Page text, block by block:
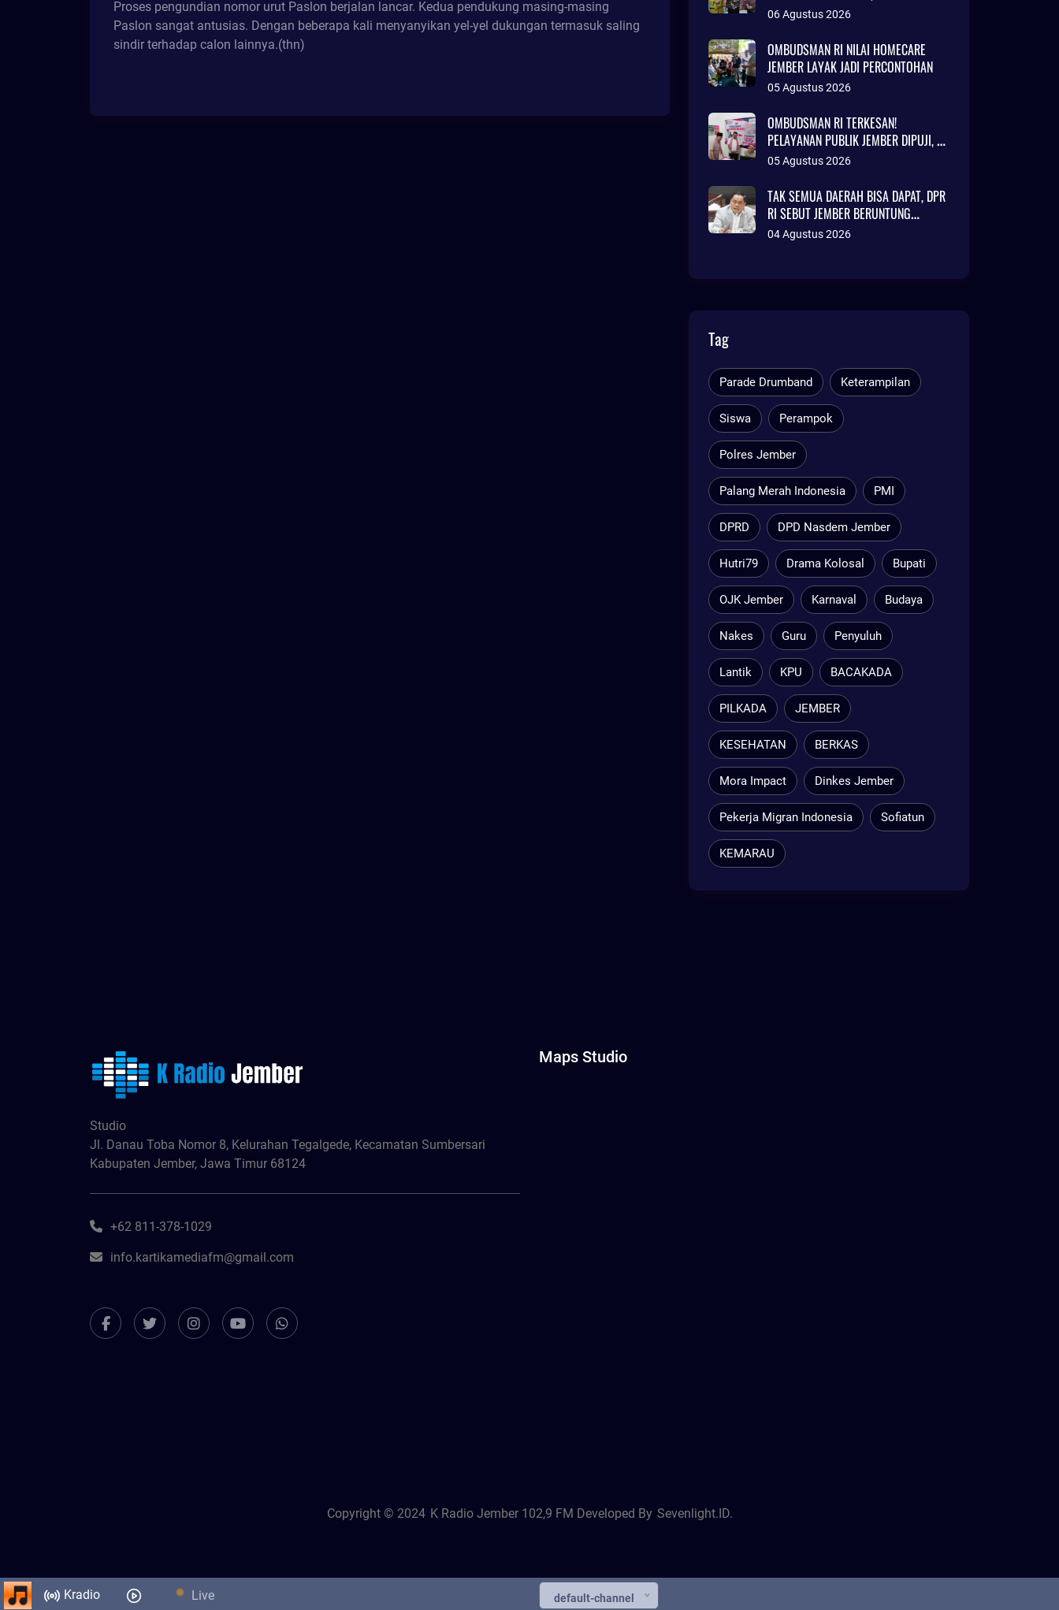
Proses pengundian nomor urut Paslon berjalan lancar. Kedua pendukung masing-masing
Paslon sangat antusias. Dengan beberapa kali menyanyikan yel-yel dukungan termasuk saling
sindir terhadap calon lainnya.(thn)
SOROTI INOVASI ADMINDUK
06 Agustus 2026
OMBUDSMAN RI NILAI HOMECARE
JEMBER LAYAK JADI PERCONTOHAN
05 Agustus 2026
OMBUDSMAN RI TERKESAN!
PELAYANAN PUBLIK JEMBER DIPUJI, RS
DAERAH DISEBUT SETARA KLINIK
05 Agustus 2026
TAK SEMUA DAERAH BISA DAPAT, DPR
RI SEBUT JEMBER BERUNTUNG
AJUKAN DANA TALANGAN Rp786
04 Agustus 2026
Tag
Parade Drumband Keterampilan
Siswa Perampok
Polres Jember
Palang Merah Indonesia PMI
DPRD DPD Nasdem Jember
Hutri79 Drama Kolosal Bupati
OJK Jember Karnaval Budaya
Nakes Guru Penyuluh
Lantik KPU BACAKADA
PILKADA JEMBER
KESEHATAN BERKAS
Mora Impact Dinkes Jember
Pekerja Migran Indonesia Sofiatun
KEMARAU
Studio
Jl. Danau Toba Nomor 8, Kelurahan Tegalgede, Kecamatan Sumbersari
Kabupaten Jember, Jawa Timur 68124
+62 811-378-1029
info.kartikamediafm@gmail.com
Maps Studio
Copyright © 2024 K Radio Jember 102,9 FM Developed By Sevenlight.ID.
Kradio Live default-channel